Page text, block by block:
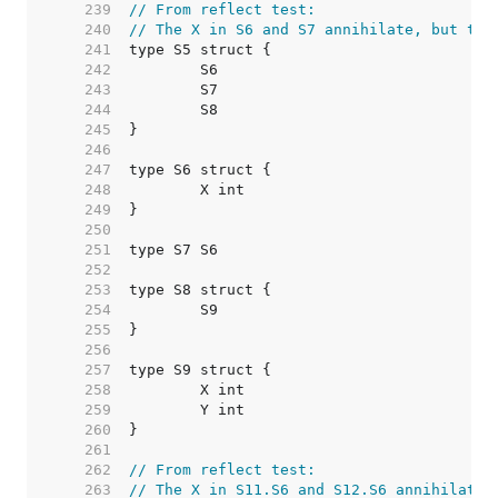
   239
// From reflect test:
   240
// The X in S6 and S7 annihilate, but
   241
   242
   243
   244
   245
   246
   247
   248
   249
   250
   251
   252
   253
   254
   255
   256
   257
   258
   259
   260
   261
   262
// From reflect test:
   263
// The X in S11.S6 and S12.S6